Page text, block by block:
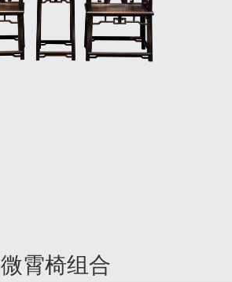
微霄椅组合